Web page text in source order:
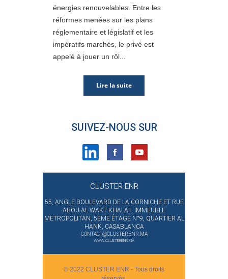
énergies renouvelables. Entre les
réformes menées sur les plans
réglementaire et législatif et les
impératifs marchés, le privé est
appelé à jouer un rôl...
Lire la suite
SUIVEZ-NOUS SUR
CLUSTER ENR
55, ANGLE BOULEVARD DE LA CORNICHE ET RUE
ABOU AL WAKT KHALAF, IMMEUBLE
METROPOLITAN, 5EME ÉTAGE N°9, QUARTIER AL
HANK, CASABLANCA
CONTACT@CLUSTERENR.MA
WWW.CLUSTERENR.MA
© 2022 CLUSTER ENR - Tous droits